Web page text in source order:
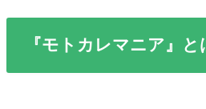
『モトカレマニア』と